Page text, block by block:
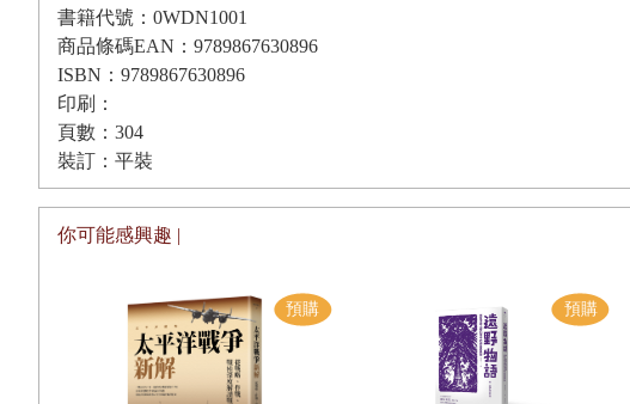
書籍代號：0WDN1001
商品條碼EAN：9789867630896
ISBN：9789867630896
印刷：
頁數：304
裝訂：平裝
你可能感興趣 |